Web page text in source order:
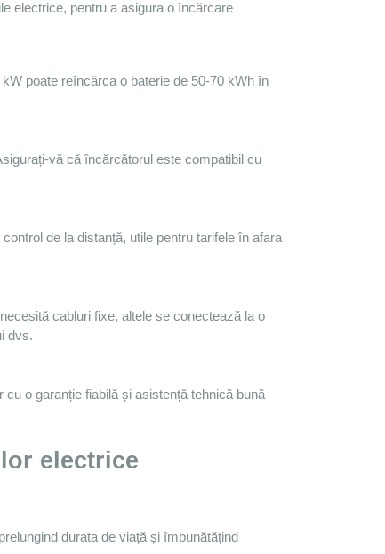
electrice, pentru a asigura o încărcare
dvs.
electrice
durata de viață și îmbunătățind